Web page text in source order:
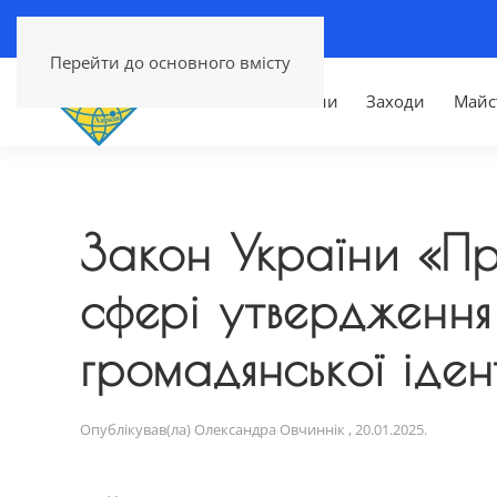
Перейти до основного вмісту
Новини Заходи
Закон України
сфері
громадянської
Опублікував(ла) Олександра Овчиннік ,20.01.2025.